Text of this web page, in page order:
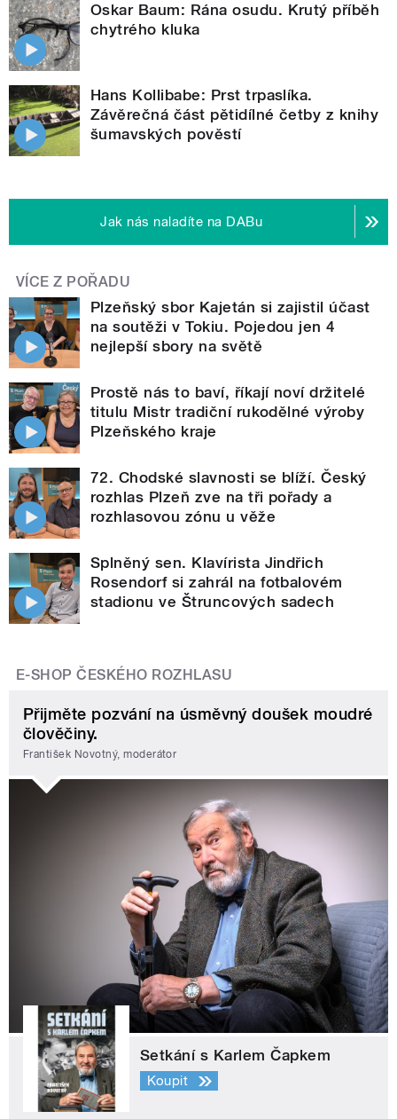
Oskar Baum: Rána osudu. Krutý příběh
chytrého kluka
Hans Kollibabe: Prst trpaslíka.
Závěrečná část pětidílné četby z knihy
šumavských pověstí
Jak nás naladíte na DABu
VÍCE Z POŘADU
Plzeňský sbor Kajetán si zajistil účast
na soutěži v Tokiu. Pojedou jen 4
nejlepší sbory na světě
Prostě nás to baví, říkají noví držitelé
titulu Mistr tradiční rukodělné výroby
Plzeňského kraje
72. Chodské slavnosti se blíží. Český
rozhlas Plzeň zve na tři pořady a
rozhlasovou zónu u věže
Splněný sen. Klavírista Jindřich
Rosendorf si zahrál na fotbalovém
stadionu ve Štruncových sadech
E-SHOP ČESKÉHO ROZHLASU
Přijměte pozvání na úsměvný doušek moudré
člověčiny.
František Novotný, moderátor
Setkání s Karlem Čapkem
Koupit